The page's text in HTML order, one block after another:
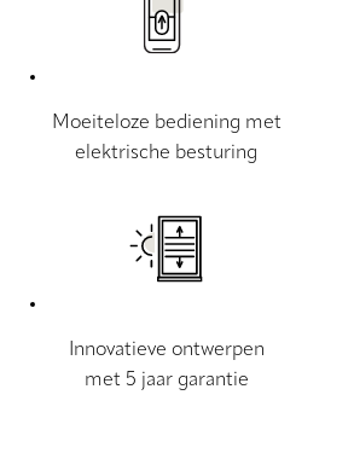
Moeiteloze bediening met
elektrische besturing
Innovatieve ontwerpen
met 5 jaar garantie